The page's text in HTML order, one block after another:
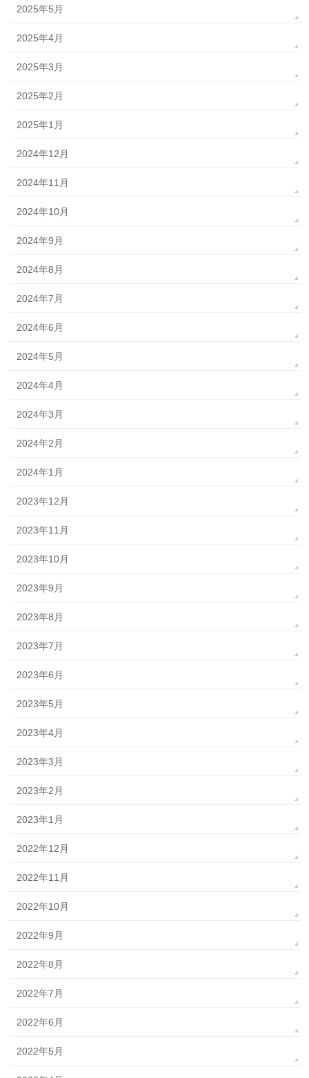
2025年5月
2025年4月
2025年3月
2025年2月
2025年1月
2024年12月
2024年11月
2024年10月
2024年9月
2024年8月
2024年7月
2024年6月
2024年5月
2024年4月
2024年3月
2024年2月
2024年1月
2023年12月
2023年11月
2023年10月
2023年9月
2023年8月
2023年7月
2023年6月
2023年5月
2023年4月
2023年3月
2023年2月
2023年1月
2022年12月
2022年11月
2022年10月
2022年9月
2022年8月
2022年7月
2022年6月
2022年5月